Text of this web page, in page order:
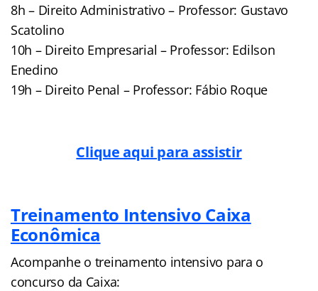
8h – Direito Administrativo – Professor: Gustavo
Scatolino
10h – Direito Empresarial – Professor: Edilson
Enedino
19h – Direito Penal – Professor: Fábio Roque
Clique aqui para assistir
Treinamento Intensivo Caixa
Econômica
Acompanhe o treinamento intensivo para o
concurso da Caixa: